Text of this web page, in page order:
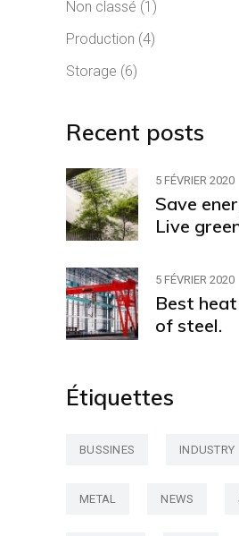
Non classé (1)
Production (4)
Storage (6)
Recent posts
5 FÉVRIER 2020
Save
Live
5 FÉVRIER 2020
Best
of steel.
Étiquettes
BUSSINES INDUSTRY
METAL NEWS